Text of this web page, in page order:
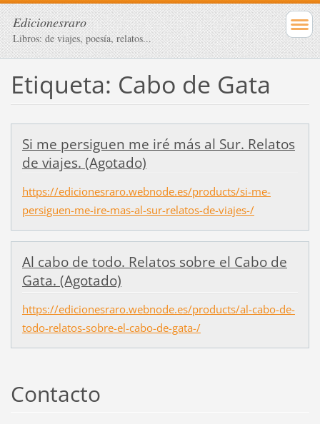
Edicionesraro
Libros: de viajes, poesía, relatos...
Etiqueta: Cabo de Gata
Si me persiguen me iré más al Sur. Relatos
de viajes. (Agotado)
https://edicionesraro.webnode.es/products/si-me-
persiguen-me-ire-mas-al-sur-relatos-de-viajes-/
Al cabo de todo. Relatos sobre el Cabo de
Gata. (Agotado)
https://edicionesraro.webnode.es/products/al-cabo-de-
todo-relatos-sobre-el-cabo-de-gata-/
Contacto